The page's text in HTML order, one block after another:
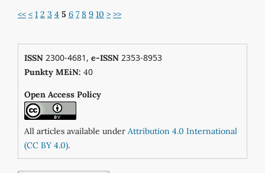
<< < 1 2 3 4 5 6 7 8 9 10 > >>
ISSN2300-4681, e-ISSN2353-8953
Punkty MEiN: 40
Open Access Policy
All articles available under Attribution 4.0 International
(CC BY 4.0).